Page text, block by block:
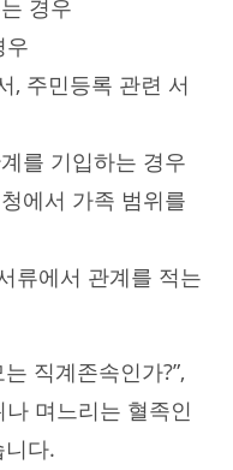
경우
우
, 주민등록 관련 서
를 기입하는 경우
에서 가족 범위를
류에서 관계를 적는
직계존속인가?”,
나 며느리는 혈족인
니다.